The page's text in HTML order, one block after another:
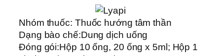
Nhóm thuốc: Thuốc hướng tâm thần
Dạng bào chế:Dung dịch uống
Đóng gói:Hộp 10 ống, 20 ống x 5ml; Hộp 1